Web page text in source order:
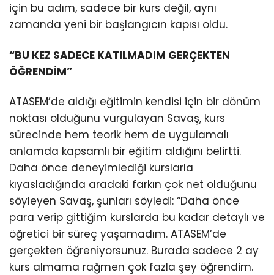
için bu adım, sadece bir kurs değil, aynı
zamanda yeni bir başlangıcın kapısı oldu.
“BU KEZ SADECE KATILMADIM GERÇEKTEN
ÖĞRENDİM”
ATASEM’de aldığı eğitimin kendisi için bir dönüm
noktası olduğunu vurgulayan Savaş, kurs
sürecinde hem teorik hem de uygulamalı
anlamda kapsamlı bir eğitim aldığını belirtti.
Daha önce deneyimlediği kurslarla
kıyasladığında aradaki farkın çok net olduğunu
söyleyen Savaş, şunları söyledi: “Daha önce
para verip gittiğim kurslarda bu kadar detaylı ve
öğretici bir süreç yaşamadım. ATASEM’de
gerçekten öğreniyorsunuz. Burada sadece 2 ay
kurs almama rağmen çok fazla şey öğrendim.